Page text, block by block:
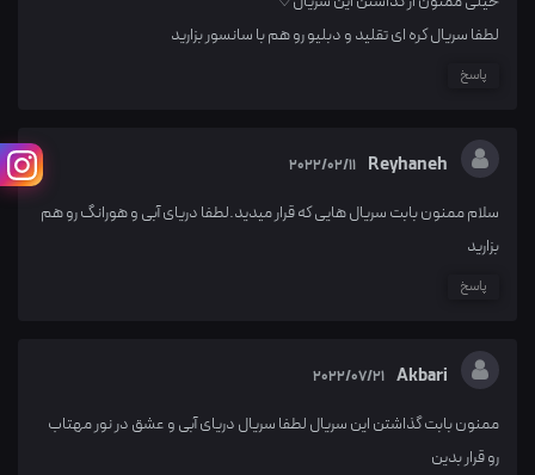
لطفا سریال کره ای تقلید و دبلیو رو هم با سانسور بزارید
پاسخ
Reyhaneh
2022/02/11
سلام ممنون بابت سریال هایی که قرار میدید.لطفا دریای آبی و هورانگ رو هم
بزارید
پاسخ
Akbari
2022/07/21
ممنون بابت گذاشتن این سریال لطفا سریال دریای آبی و عشق در نور مهتاب
رو قرار بدین